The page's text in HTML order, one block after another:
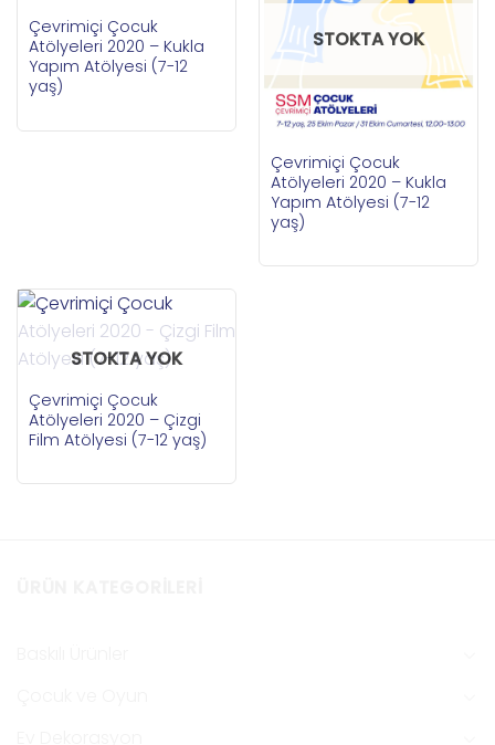
Çevrimiçi Çocuk
Atölyeleri 2020 – Kukla
Yapım Atölyesi (7-12
yaş)
STOKTA YOK
Çevrimiçi Çocuk
Atölyeleri 2020 – Kukla
Yapım Atölyesi (7-12
yaş)
STOKTA YOK
Çevrimiçi Çocuk
Atölyeleri 2020 – Çizgi
Film Atölyesi (7-12 yaş)